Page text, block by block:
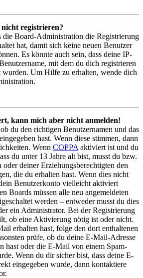
registrieren?
die Board-Administration die Registrierung
hat, damit sich keine neuen Benutzer
Es könnte auch sein, dass deine IP-
mit dem du dich registrieren
wurden. Um Hilfe zu erhalten, wende dich
kann mich aber nicht anmelden!
du den richtigen Benutzernamen und das
hast. Wenn diese stimmen, dann
Wenn COPPA aktiviert ist und du
du unter 13 Jahre alt bist, musst du bzw.
oder deiner Erziehungsberechtigten den
die du erhalten hast. Wenn dies nicht
Benutzerkonto vielleicht aktiviert
Boards müssen alle neu angemeldeten
werden – entweder musst du dies
ein Administrator. Bei der Registrierung
ob eine Aktivierung nötig ist oder nicht.
erhalten hast, folge den dort enthaltenen
prüfe, ob du deine E-Mail-Adresse
hast oder die E-Mail von einem Spam-
Wenn du dir sicher bist, dass deine E-
eingegeben wurde, dann kontaktiere